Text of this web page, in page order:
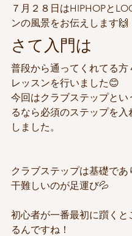
７月２８日はHIPHOPと
ンの風景をお伝えします🙌
さて入門は
普段から通ってくれてる方
レッスンを行いました😊
今回はクラブステップとい
るなら必須のステップを入
しました。
クラブステップは基礎であ
干難しいのが足運び💦
初心者が一番最初に躓くと
るんですね！